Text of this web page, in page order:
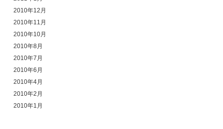
2010年12月
2010年11月
2010年10月
2010年8月
2010年7月
2010年6月
2010年4月
2010年2月
2010年1月